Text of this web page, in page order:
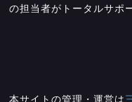
の担当者がトータルサポ
本サイトの管理・運営は